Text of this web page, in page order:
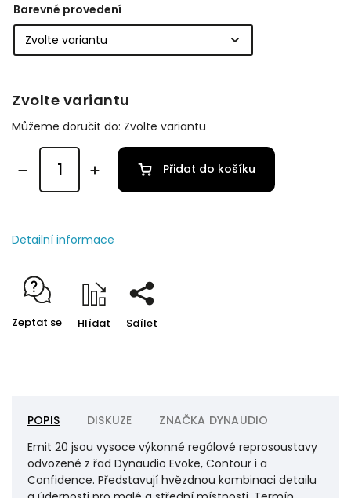
Barevné provedení
Zvolte variantu
Můžeme doručit do: Zvolte variantu
Přidat do košíku
Detailní informace
Zeptat se Hlídat Sdílet
POPIS DISKUZE ZNAČKA DYNAUDIO
Emit 20 jsou vysoce výkonné regálové reprosoustavy odvozené z řad Dynaudio Evoke, Contour i a Confidence. Představují hvězdnou kombinaci detailu a údernosti pro malé a střední místnosti. Termín „autentická věrnost“ nepoužíváme snadno. Ale u Emit 20 je to přesně to, co dostanete: prémiové audiofilní reprosoustavy, které udivují svojí cenou. Mohl by to být základní model, ale Emit 20 je pořád napěchovaný technologiemi, které najdete v dalších řadách Dynaudio až po vlajkovou loď Confidence a profesionální referenční monitory Core. S Emit 20 neuděláte chybu. Zažijete zvuk, který jednoduše v této třídě neočekáváte. Výkon a kontrola ve středním a basovém pásmu Emit 20 používá 18cm MSP (Magnesium Silicate Polymer) basový měnič, odvozený z modelu použitého v řadě Evoke. MSP je materiál, který Dynaudio samo vyvinulo a roky ho používá i u svých nejvyšších modelů reprosoustav. Membrána měniče je vyrobena jako jeden kus; protiprachový vrchlík je vylisován jako součást povrchu membrány, který hraje, což umožňuje pevné spojení s cívkou, která pohybuje s membránou dozadu a dopředu. Toto spojení uslyšíte v podobě špičkové kontroly a úrovně detailů v basových a středových frekvencích. Samotná cívka je hliníková, navinutá na dvouvrstvém nosiči ze skelných vláken. Hliníkový drát používá Dynaudio již dlouhou dobu a má pro to dobré důvody. Je lehký, takže nebrání jemným pohybům a na nosič lze navinout více závitů při dané délce drátu. To znamená, že dostaneme více magnetické síly. Více síly znamená větší údernost. Cívku Dynaudio ještě dále vytunilo potáhnutím hliníkového drátu mědí. V kombinaci s vrstveným feritovým magnetickým systémem a novým rámečkem dodává středobasový měnič Emit 20 s vysokým zdvihem veškerý basový výkon, který můžete chtít a to i ve vysokých hlasitostech. Střední pásmo (ve kterém „sídlí“ např. kytary, housle a také vokály) je přitom úžasně kontrolované. Výškový měnič vysoké úrovně Emit 20 používá výškový měnič Cerotar přímo z řady Dynaudio Evoke. Jde o konstrukci s 28mm měkkou kalotou, která obsahuje geniální vnitřní vrchlík Hexis. Lakovaná textilní kalota dodává sladce znějící výškové frekvence – všechnu tu otevřenost a detail, které máte dle interpretů slyšet na jejich nahrávkách. Hexis vyrovnává frekvenční odezvu a redukuje nechtěné rezonance pro dosažení překvapující jasnosti. Cerotar je poháněný vysoce výkonným keramickým magnetickým systémem Ferrite+ z uhličitanu strontnatého. Ten dodává výškovému měniči sílu, kterou potřebuje pro hlasitý přednes při zachování všech jemných nuancí. A to i při hlasitosti „cosetosakradějeusousedů“. A protože používá technologie z nejvyšší řady referenčních studiových monitorů Core, které profesionálové používají pro dlouhodobý intenzivní poslech, nebudete unaveni ani po dlouhých hodinách poslechu vaší oblíbené hudby. Jako pohon tohoto měniče slouží keramický magnetický systém Ferrite+ z uhličitanu strontnatého, který přináší vyšší citlivost, vylepšenou jasnost a přirozenou dynamickou odezvu. Výhybka Středobasový a výškový měnič má zakázkově navrženou výhybku od stejného týmu, který vyvíjel modely Heritage Special a Core. Naši vývojáři použili hybridní topologii prvního řádu a druhého řádu pro výškový, respektive středobasový měnič, což umožňuje dosáhnout výjimečnou úroveň kontroly chování každého měniče. Uslyšíte tak vše, co umělci chtěli, abyste slyšeli a to bez kompromisů. Působivé povrchové úpravy Emit 20 přichází v třech zakázkových provedeních laminátových povrchů – černé, bílé a vlašském ořechu – které elegantně doplňují čistý skandinávský design jejich skříní, navržených v dánské centrále Dynaudio. Součástí dodávky jsou také černé magnetické mřížky. Štědrou pozornost jsme věnovali také krycím kroužkům, které skrývají montážní vruty měničů. Jsou odlité jako jeden díl s integrovanou povrchovou úpravou v materiálu, takže je není nutné lakovat. Tím pádem jejich vzhled nedegraduje ani po mnoha letech. Pokud chcete regálové reprosoustavy audiofilní třídy pro stereo sestavu do středně velké místnosti nebo si libujete ve šťavnatějším zvuku ze zadních surroundů domácího kina, je Emit 20 ideální volbou. +Navržen a vyvinut v Dánsku Celá série Emit prošla poctivým testováním v prvotřídní laboratoři Jupiter v Dynaudio Labs. Inženýři zacházeli s těmito reproduktory stejně jako u jiných oceňovaných řadách Dynaudio. +Výškový měnič Cerotar Reproduktory Dynaudio Emit využívají vysoce uznávané výškové měniče Cerotar z vyšší série Evoke. Jde o kvalitní vysokofrekvenční měnič inspirovaný top-end modely z řady Confidence a Heritage Special. Zahrnuje také inovativní vnitřní vrchlík Hexis, který optimalizuje frekvenční rozsah a zamezuje nechtěným rezonancím. +Jednoduchý a čistý design Každý reproduktor série Emit byl navržen tak, aby svým vzhledem vyhovoval moderním standardům interiériového designu. Čisté linie, jednoduché povrchové provedení a minimalistický skandinávský vzhled - ať už si zvolíte klasickou stereo sestavu nebo vícekanálový systém. Emit 20 jsou vysoce výkonné regálové reprosoustavy odvozené z řad Dynaudio Evoke, Contour i a Confidence. Představují hvězdnou kombinaci detailu a údernosti pro malé a střední místnosti. Termín „autentická věrnost“ nepoužíváme snadno. Ale u Emit 20 je to přesně to, co dostanete: prémiové audiofilní reprosoustavy, které udivují svojí cenou. Mohl by to být základní model, ale Emit 20 je pořád napěchovaný technologiemi, které najdete v dalších řadách Dynaudio až po vlajkovou loď Confidence a profesionální referenční monitory Core. S Emit 20 neuděláte chybu. Zažijete zvuk, který jednoduše v této třídě neočekáváte. Výkon a kontrola ve středním a basovém pásmu Emit 20 používá 18cm MSP (Magnesium Silicate Polymer) basový měnič, odvozený z modelu použitého v řadě Evoke. MSP je materiál, který Dynaudio samo vyvinulo a roky ho používá i u svých nejvyšších modelů reprosoustav. Membrána měniče je vyrobena jako jeden kus; protiprachový vrchlík je vylisován jako součást povrchu membrány, který hraje, což umožňuje pevné spojení s cívkou, která pohybuje s membránou dozadu a dopředu. Toto spojení uslyšíte v podobě špičkové kontroly a úrovně detailů v basových a středových frekvencích. Samotná cívka je hliníková, navinutá na dvouvrstvém nosiči ze skelných vláken. Hliníkový drát používá Dynaudio již dlouhou dobu a má pro to dobré důvody. Je lehký, takže nebrání jemným pohybům a na nosič lze navinout více závitů při dané délce drátu. To znamená, že dostaneme více magnetické síly. Více síly znamená větší údernost. Cívku Dynaudio ještě dále vytunilo potáhnutím hliníkového drátu mědí. V kombinaci s vrstveným feritovým magnetickým systémem a novým rámečkem dodává středobasový měnič Emit 20 s vysokým zdvihem veškerý basový výkon, který můžete chtít a to i ve vysokých hlasitostech. Střední pásmo (ve kterém „sídlí“ např. kytary, housle a také vokály) je přitom úžasně kontrolované. Výškový měnič vysoké úrovně Emit 20 používá výškový měnič Cerotar přímo z řady Dynaudio Evoke. Jde o konstrukci s 28mm měkkou kalotou, která obsahuje geniální vnitřní vrchlík Hexis. Lakovaná textilní kalota dodává sladce znějící výškové frekvence – všechnu tu otevřenost a detail, které máte dle interpretů slyšet na jejich nahrávkách. Hexis vyrovnává frekvenční odezvu a redukuje nechtěné rezonance pro dosažení překvapující jasnosti. Cerotar je poháněný vysoce výkonným keramickým magnetickým systémem Ferrite+ z uhličitanu strontnatého. Ten dodává výškovému měniči sílu, kterou potřebuje pro hlasitý přednes při zachování všech jemných nuancí. A to i při hlasitosti „cosetosakradějeusousedů“. A protože používá technologie z nejvyšší řady referenčních studiových monitorů Core, které profesionálové používají pro dlouhodobý intenzivní poslech, nebudete unaveni ani po dlouhých hodinách poslechu vaší oblíbené hudby. Jako pohon tohoto měniče slouží keramický magnetický systém Ferrite+ z uhličitanu strontnatého, který přináší vyšší citlivost, vylepšenou jasnost a přirozenou dynamickou odezvu. Výhybka Středobasový a výškový měnič má zakázkově navrženou výhybku od stejného týmu, který vyvíjel modely Heritage Special a Core. Naši vývojáři použili hybridní topologii prvního řádu a druhého řádu pro výškový, respektive středobasový měnič, což umožňuje dosáhnout výjimečnou úroveň kontroly chování každého měniče. Uslyšíte tak vše, co umělci chtěli, abyste slyšeli a to bez kompromisů. Působivé povrchové úpravy Emit 20 přichází v třech zakázkových provedeních laminátových povrchů – černé, bílé a vlašském ořechu – které elegantně doplňují čistý skandinávský design jejich skříní, navržených v dánské centrále Dynaudio. Součástí dodávky jsou také černé magnetické mřížky. Štědrou pozornost jsme věnovali také krycím kroužkům, které skrývají montážní vruty měničů. Jsou odlité jako jeden díl s integrovanou povrchovou úpravou v materiálu, takže je není nutné lakovat. Tím pádem jejich vzhled nedegraduje ani po mnoha letech. Pokud chcete regálové reprosoustavy audiofilní třídy pro stereo sestavu do středně velké místnosti nebo si libujete ve šťavnatějším zvuku ze zadních surroundů domácího kina, je Emit 20 ideální volbou. +Navržen a vyvinut v Dánsku Celá série Emit prošla poctivým testováním v prvotřídní laboratoři Jupiter v Dynaudio Labs. Inženýři zacházeli s těmito reproduktory stejně jako u jiných oceňovaných řadách Dynaudio. +Výškový měnič Cerotar Reproduktory Dynaudio Emit využívají vysoce uznávané výškové měniče Cerotar z vyšší série Evoke. Jde o kvalitní vysokofrekvenční měnič inspirovaný top-end modely z řady Confidence a Heritage Special. Zahrnuje také inovativní vnitřní vrchlík Hexis, který optimalizuje frekvenční rozsah a zamezuje nechtěným rezonancím. +Jednoduchý a čistý design Každý reproduktor série Emit byl navržen tak, aby svým vzhledem vyhovoval moderním standardům interiériového designu. Čisté linie, jednoduché povrchové provedení a minimalistický skandinávský vzhled - ať už si zvolíte klasickou stereo sestavu nebo vícekanálový systém.